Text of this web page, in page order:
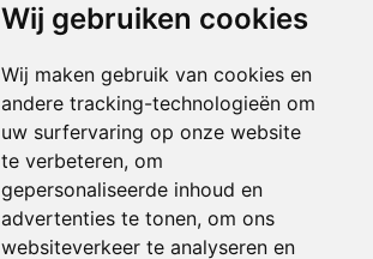
Wij gebruiken cookies
Wij maken gebruik van cookies en
andere tracking-technologieën om
uw surfervaring op onze website
te verbeteren, om
gepersonaliseerde inhoud en
advertenties te tonen, om ons
websiteverkeer te analyseren en